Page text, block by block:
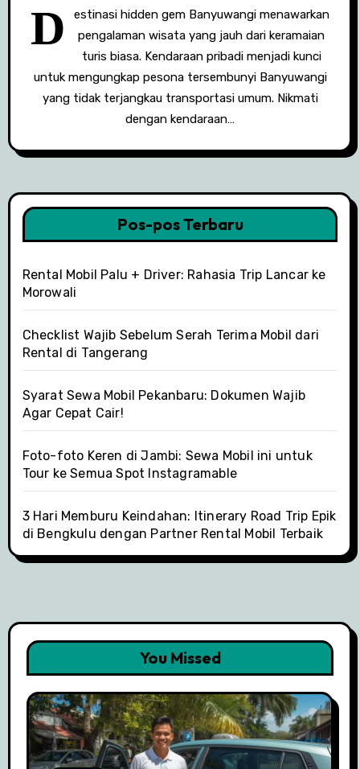
D
estinasi hidden gem Banyuwangi menawarkan
pengalaman wisata yang jauh dari keramaian
turis biasa. Kendaraan pribadi menjadi kunci
untuk mengungkap pesona tersembunyi Banyuwangi
yang tidak terjangkau transportasi umum. Nikmati
dengan kendaraan…
Pos-pos Terbaru
Rental Mobil Palu + Driver: Rahasia Trip Lancar ke
Morowali
Checklist Wajib Sebelum Serah Terima Mobil dari
Rental di Tangerang
Syarat Sewa Mobil Pekanbaru: Dokumen Wajib
Agar Cepat Cair!
Foto-foto Keren di Jambi: Sewa Mobil ini untuk
Tour ke Semua Spot Instagramable
3 Hari Memburu Keindahan: Itinerary Road Trip Epik
di Bengkulu dengan Partner Rental Mobil Terbaik
You Missed